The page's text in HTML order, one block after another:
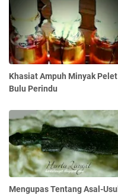
Khasiat Ampuh Minyak Pelet
Bulu Perindu
Mengupas Tentang Asal-Usul